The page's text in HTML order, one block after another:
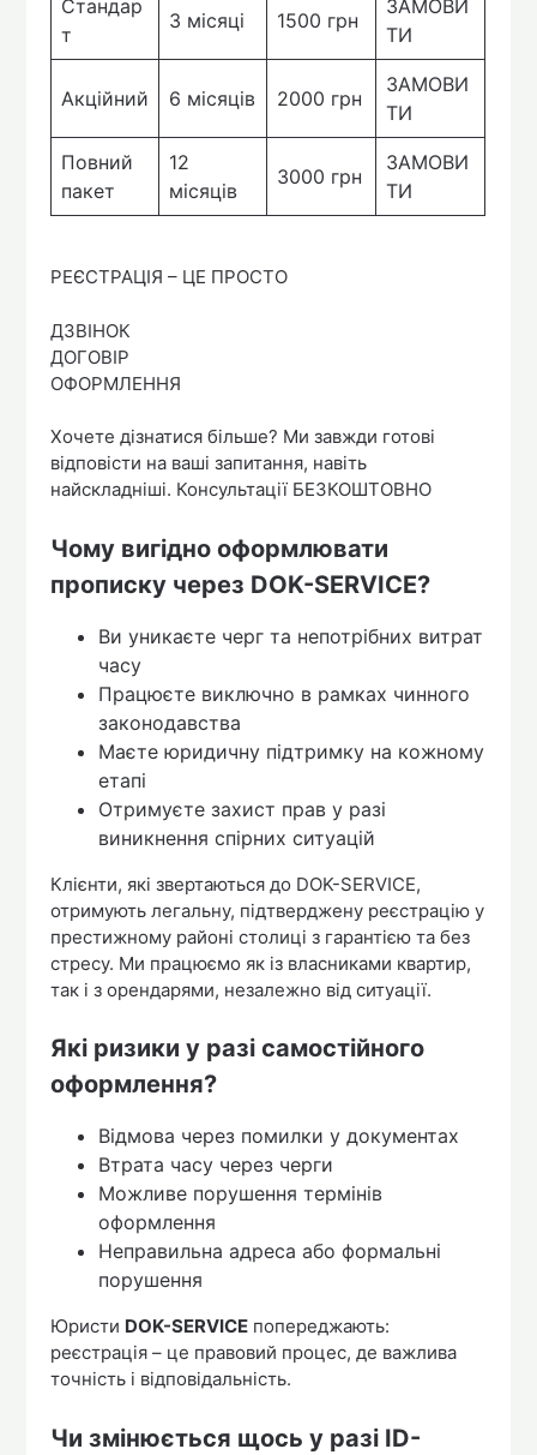
Стандар
т
3 місяці 1500 грн
ЗАМОВИ
ТИ
Акційний 6 місяців 2000 грн
ЗАМОВИ
ТИ
Повний
пакет
12
місяців
3000 грн
ЗАМОВИ
ТИ
РЕЄСТРАЦІЯ – ЦЕ ПРОСТО
ДЗВІНОК
ДОГОВІР
ОФОРМЛЕННЯ
Хочете дізнатися більше? Ми завжди готові
відповісти на ваші запитання, навіть
найскладніші. Консультації БЕЗКОШТОВНО
Чому вигідно оформлювати
прописку через DOK-SERVICE?
Ви уникаєте черг та непотрібних витрат
часу
Працюєте виключно в рамках чинного
законодавства
Маєте юридичну підтримку на кожному
етапі
Отримуєте захист прав у разі
виникнення спірних ситуацій
Клієнти, які звертаються до DOK-SERVICE,
отримують легальну, підтверджену реєстрацію у
престижному районі столиці з гарантією та без
стресу. Ми працюємо як із власниками квартир,
так і з орендарями, незалежно від ситуації.
Які ризики у разі самостійного
оформлення?
Відмова через помилки у документах
Втрата часу через черги
Можливе порушення термінів
оформлення
Неправильна адреса або формальні
порушення
Юристи DOK-SERVICE попереджають:
реєстрація – це правовий процес, де важлива
точність і відповідальність.
Чи змінюється щось у разі ID-